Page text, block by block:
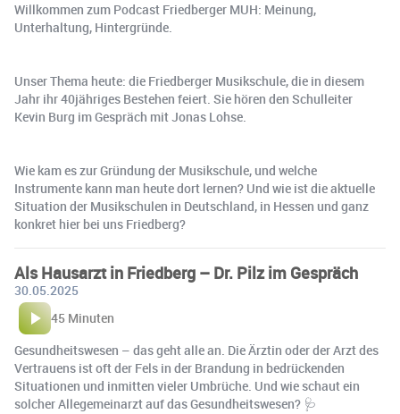
Willkommen zum Podcast Friedberger MUH: Meinung,
Unterhaltung, Hintergründe.
Unser Thema heute: die Friedberger Musikschule, die in diesem
Jahr ihr 40jähriges Bestehen feiert. Sie hören den Schulleiter
Kevin Burg im Gespräch mit Jonas Lohse.
Wie kam es zur Gründung der Musikschule, und welche
Instrumente kann man heute dort lernen? Und wie ist die aktuelle
Situation der Musikschulen in Deutschland, in Hessen und ganz
konkret hier bei uns Friedberg?
Als Hausarzt in Friedberg – Dr. Pilz im Gespräch
30.05.2025
45 Minuten
Gesundheitswesen – das geht alle an. Die Ärztin oder der Arzt des
Vertrauens ist oft der Fels in der Brandung in bedrückenden
Situationen und inmitten vieler Umbrüche. Und wie schaut ein
solcher Allegemeinarzt auf das Gesundheitswesen? 🩺